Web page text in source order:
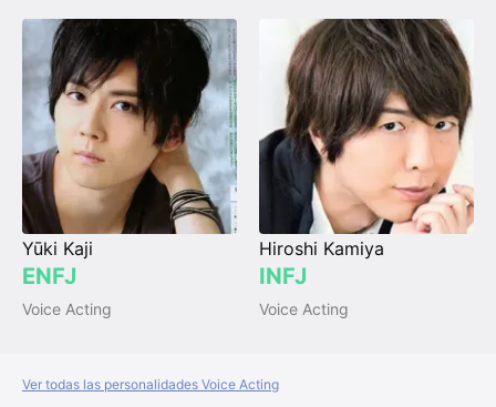
Yūki Kaji
ENFJ
Voice Acting
Hiroshi Kamiya
INFJ
Voice Acting
Ver todas las personalidades Voice Acting